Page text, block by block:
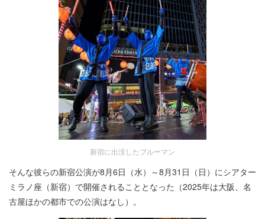
新宿に出没したブルーマン
そんな彼らの新宿公演が8月6日（水）～8月31日（日）にシアター
ミラノ座（新宿）で開催されることとなった（2025年は大阪、名
古屋ほかの都市での公演はなし）。